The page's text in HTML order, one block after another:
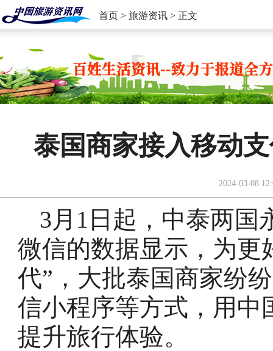
首页 > 旅游资讯 > 正文
泰国商家接入移动
2024-03-08
3月1日起，中泰两国
微信的数据显示，为更
代”，大批泰国商家纷
信小程序等方式，用中
提升旅行体验。